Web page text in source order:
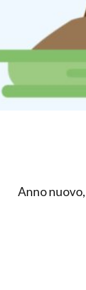
Anno